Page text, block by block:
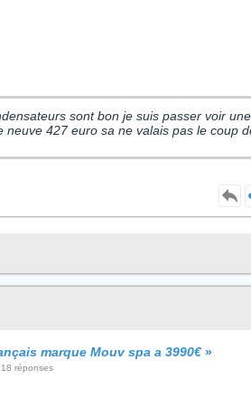
sont bon je suis passer voir une
427 euro sa ne valais pas le coup
marque Mouv spa a 3990€»
réponses